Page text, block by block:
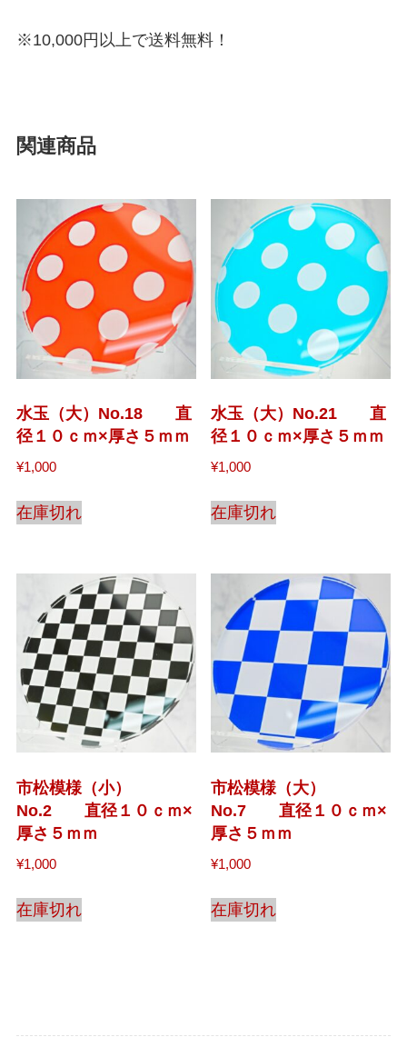
※10,000円以上で送料無料！
関連商品
水玉（大）No.18 直
径１０ｃｍ×厚さ５ｍｍ
¥1,000
在庫切れ
水玉（大）No.21 直
径１０ｃｍ×厚さ５ｍｍ
¥1,000
在庫切れ
市松模様（小）
No.2 直径１０ｃｍ×
厚さ５ｍｍ
¥1,000
在庫切れ
市松模様（大）
No.7 直径１０ｃｍ×
厚さ５ｍｍ
¥1,000
在庫切れ